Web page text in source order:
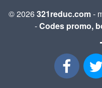
© 2026321reduc.com-
-Codes promo,